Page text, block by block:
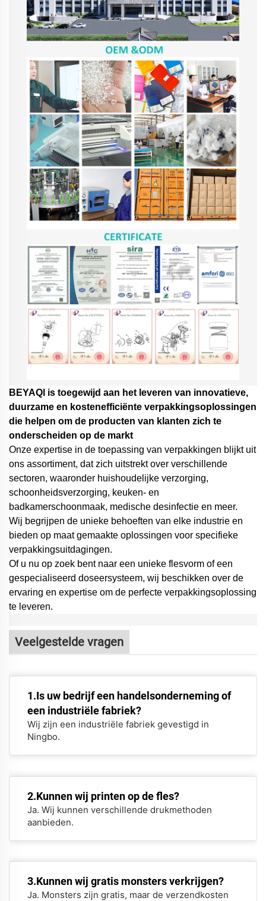
BEYAQl is toegewijd aan het leveren van innovatieve,
duurzame en kostenefficiënte verpakkingsoplossingen
die helpen om de producten van klanten zich te
onderscheiden op de markt
Onze expertise in de toepassing van verpakkingen blijkt uit
ons assortiment, dat zich uitstrekt over verschillende
sectoren, waaronder huishoudelijke verzorging,
schoonheidsverzorging, keuken- en
badkamerschoonmaak, medische desinfectie en meer.
Wij begrijpen de unieke behoeften van elke industrie en
bieden op maat gemaakte oplossingen voor specifieke
verpakkingsuitdagingen.
Of u nu op zoek bent naar een unieke flesvorm of een
gespecialiseerd doseersysteem, wij beschikken over de
ervaring en expertise om de perfecte verpakkingsoplossing
te leveren.
Veelgestelde vragen
1.Is uw bedrijf een handelsonderneming of
een industriële fabriek?
Wij zijn een industriële fabriek gevestigd in
Ningbo.
2.Kunnen wij printen op de fles?
Ja. Wij kunnen verschillende drukmethoden
aanbieden.
3.Kunnen wij gratis monsters verkrijgen?
Ja. Monsters zijn gratis, maar de verzendkosten